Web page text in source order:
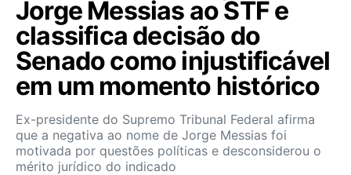
Jorge Messias ao STF e
classifica decisão do
Senado como injustificável
em um momento histórico
Ex-presidente do Supremo Tribunal Federal afirma
que a negativa ao nome de Jorge Messias foi
motivada por questões políticas e desconsiderou o
mérito jurídico do indicado